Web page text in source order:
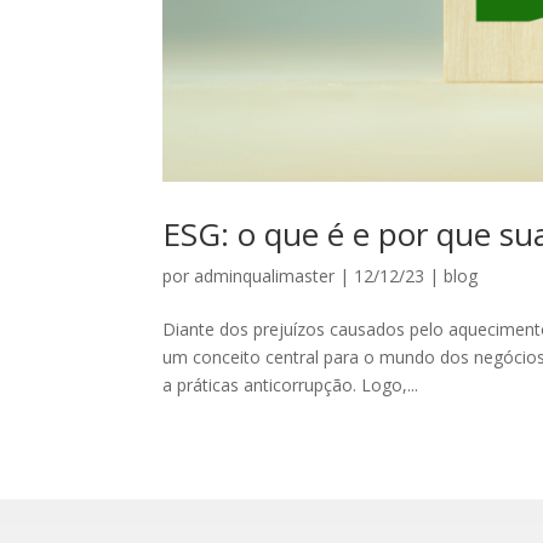
ESG: o que é e por que
por adminqualimaster | 12/12/23 |blog
Diante dos prejuízos causados pelo
um conceito central para o mundo dos
a práticas anticorrupção. Logo,...